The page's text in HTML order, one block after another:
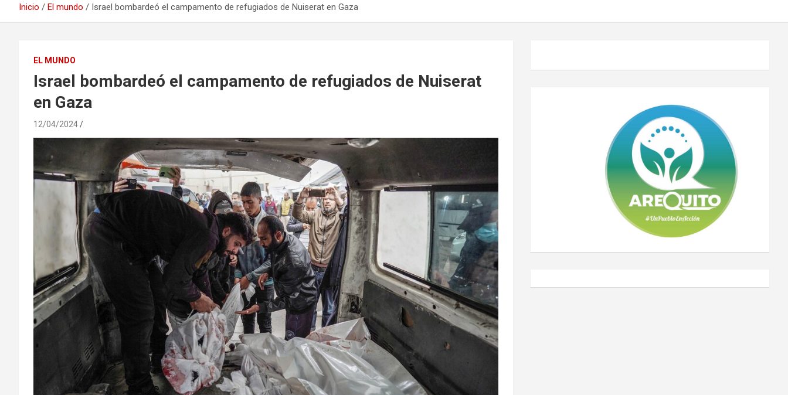
Inicio El mundo Israel bombardeó el campamento de refugiados de Nuiserat en Gaza
EL MUNDO
Israel bombardeó el campamento de refugiados de Nuiserat
en Gaza
12/04/2024